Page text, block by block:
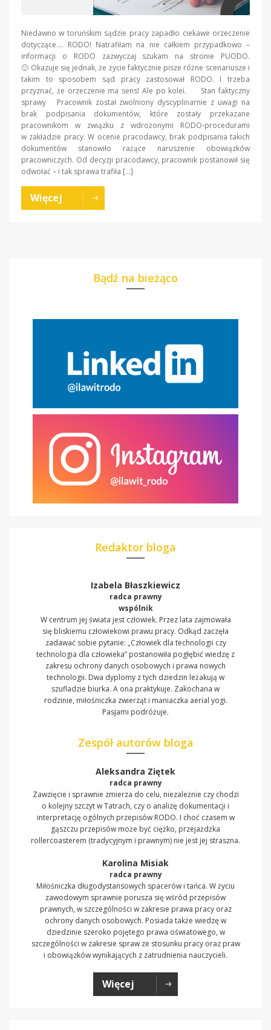
Niedawno w toruńskim sądzie pracy zapadło ciekawe orzeczenie
dotyczące…. RODO! Natrafiłam na nie całkiem przypadkowo –
informacji o RODO zazwyczaj szukam na stronie PUODO.
🙂 Okazuje się jednak, że życie faktycznie pisze różne scenariusze i
takim to sposobem sąd pracy zastosował RODO. I trzeba
przyznać, że orzeczenie ma sens! Ale po kolei. Stan faktyczny
sprawy Pracownik został zwolniony dyscyplinarnie z uwagi na
brak podpisania dokumentów, które zostały przekazane
pracownikom w związku z wdrożonymi RODO-procedurami
w zakładzie pracy. W ocenie pracodawcy, brak podpisania takich
dokumentów stanowiło rażące naruszenie obowiązków
pracowniczych. Od decyzji pracodawcy, pracownik postanowił się
odwołać – i tak sprawa trafiła […]
Więcej
Bądź na bieżąco
Redaktor bloga
Izabela Błaszkiewicz
radca prawny
wspólnik
W centrum jej świata jest człowiek. Przez lata zajmowała
się bliskiemu człowiekowi prawu pracy. Odkąd zaczęła
zadawać sobie pytanie: „Człowiek dla technologii czy
technologia dla człowieka” postanowiła pogłębić wiedzę z
zakresu ochrony danych osobowych i prawa nowych
technologii. Dwa dyplomy z tych dziedzin leżakują w
szufladzie biurka. A ona praktykuje. Zakochana w
rodzinie, miłośniczka zwierząt i maniaczka aerial yogi.
Pasjami podróżuje.
Zespół autorów bloga
Aleksandra Ziętek
radca prawny
Zawzięcie i sprawnie zmierza do celu, niezależnie czy chodzi
o kolejny szczyt w Tatrach, czy o analizę dokumentacji i
interpretację ogólnych przepisów RODO. I choć czasem w
gąszczu przepisów może być ciężko, przejażdżka
rollercoasterem (tradycyjnym i prawnym) nie jest jej straszna.
Karolina Misiak
radca prawny
Miłośniczka długodystansowych spacerów i tańca. W życiu
zawodowym sprawnie porusza się wśród przepisów
prawnych, w szczególności w zakresie prawa pracy oraz
ochrony danych osobowych. Posiada także wiedzę w
dziedzinie szeroko pojętego prawa oświatowego, w
szczególności w zakresie spraw ze stosunku pracy oraz praw
i obowiązków wynikających z zatrudnienia nauczycieli.
Więcej